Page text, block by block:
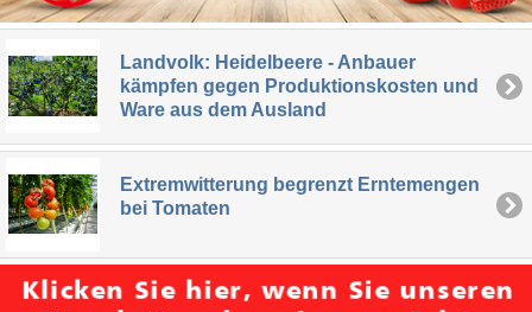
Landvolk: Heidelbeere - Anbauer
kämpfen gegen Produktionskosten und
Ware aus dem Ausland
Extremwitterung begrenzt Erntemengen
bei Tomaten